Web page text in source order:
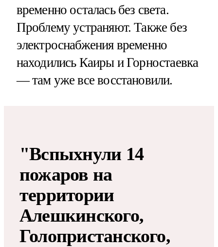
временно осталась без света.
Проблему устраняют. Также без
электроснабжения временно
находились Каиры и Горностаевка
— там уже все восстановили.
"Вспыхнули 14
пожаров на
территории
Алешкинского,
Голопристанского,